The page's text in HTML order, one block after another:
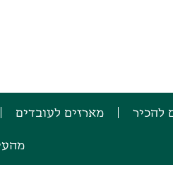
להכיר מארזים לעובדים